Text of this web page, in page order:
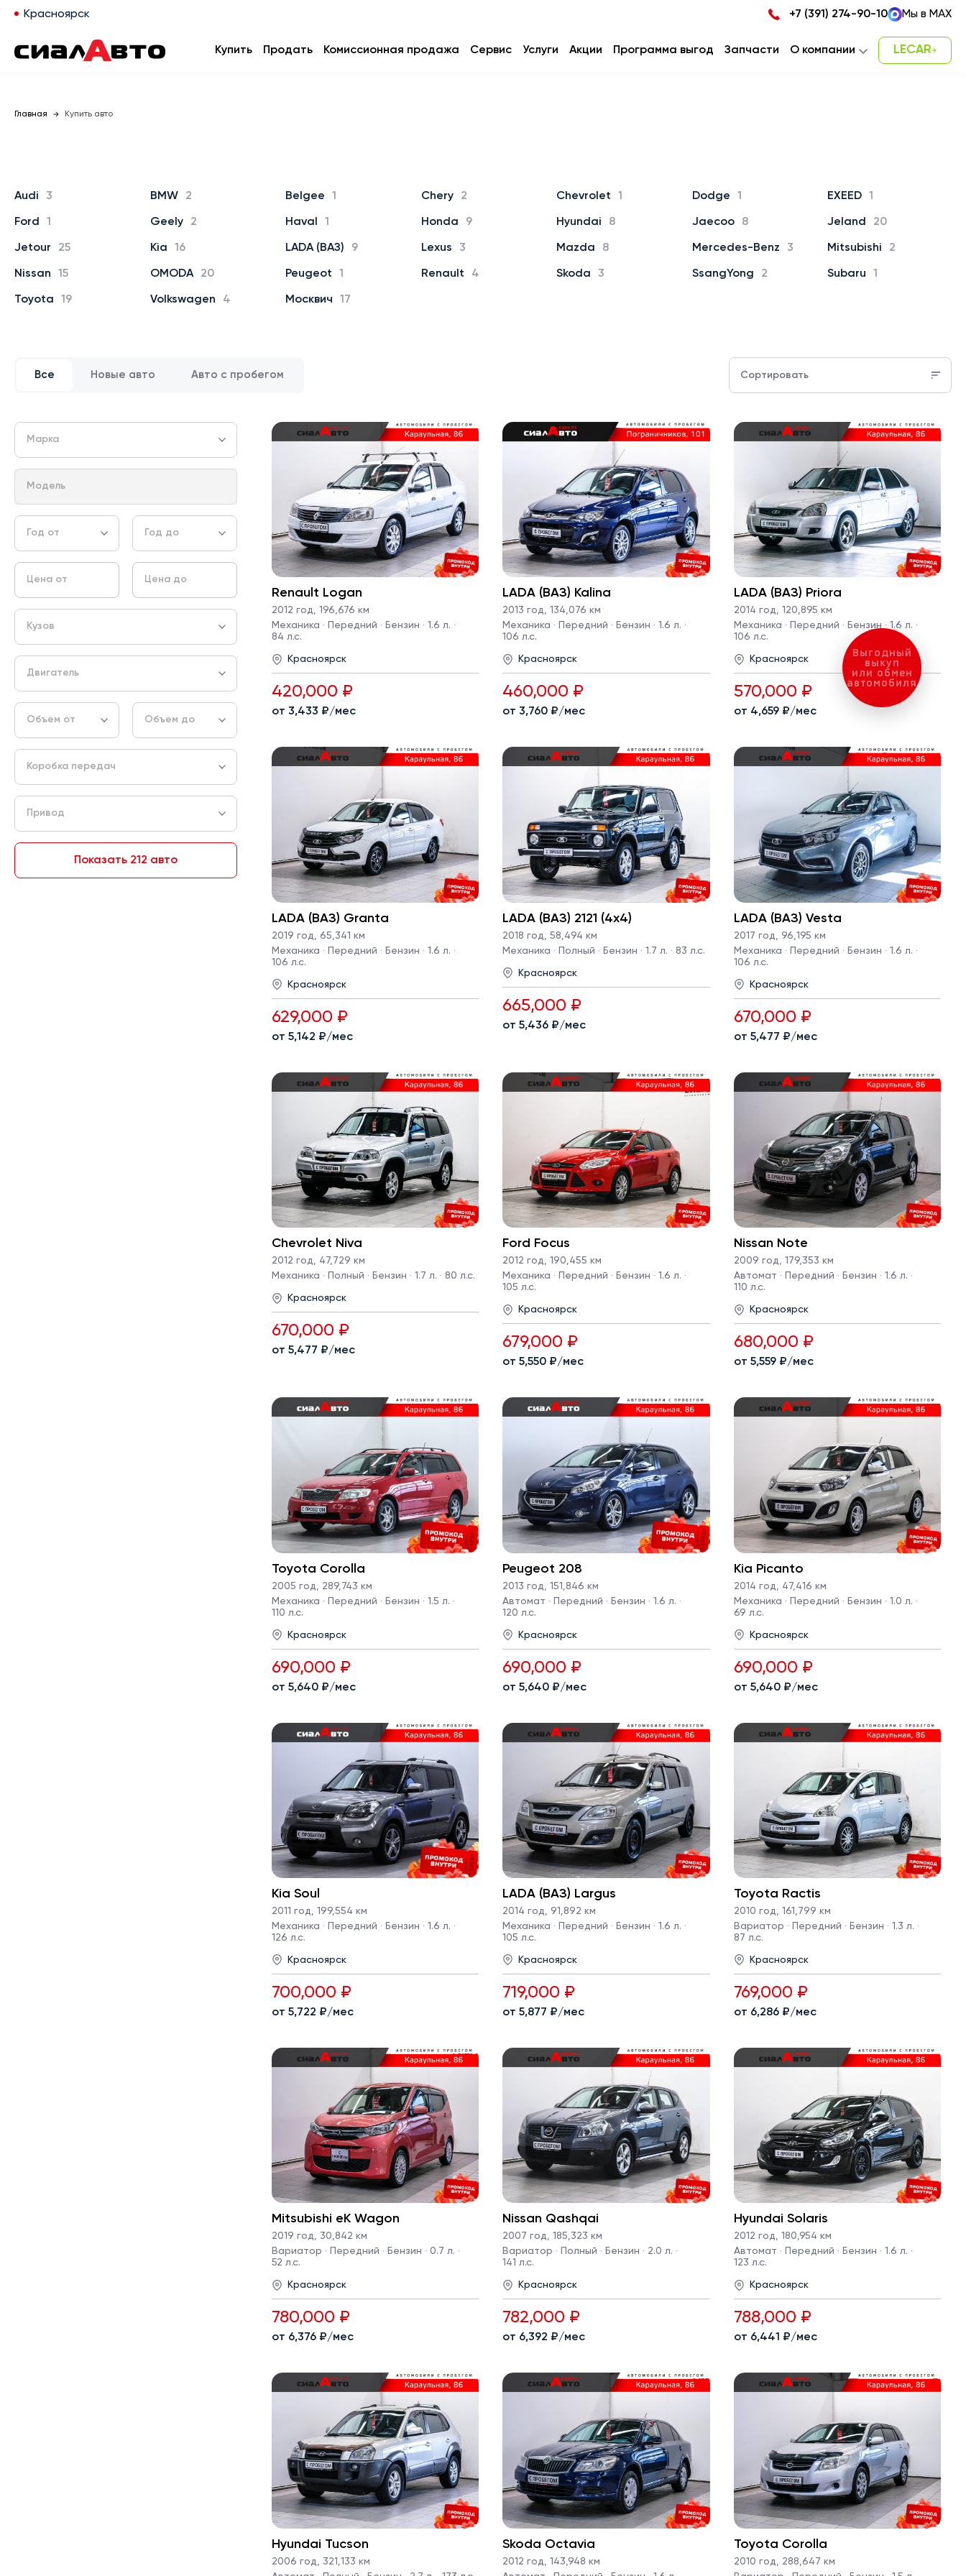
Красноярск +7 (391) 274-90-10 Мы в MAX
Купить Продать Комиссионная продажа Сервис Услуги Акции Программа выгод Запчасти О компании LECAR
Главная Купить авто
Audi 3 BMW 2 Belgee 1 Chery 2 Chevrolet 1 Dodge 1 EXEED 1
Ford 1 Geely 2 Haval 1 Honda 9 Hyundai 8 Jaecoo 8 Jeland 20
Jetour 25 Kia 16 LADA (ВАЗ) 9 Lexus 3 Mazda 8 Mercedes-Benz 3 Mitsubishi 2
Nissan 15 OMODA 20 Peugeot 1 Renault 4 Skoda 3 SsangYong 2 Subaru 1
Toyota 19 Volkswagen 4 Москвич 17
Все Новые авто Авто с пробегом Сортировать
Марка
Модель
Год от Год до
Цена от Цена до
Кузов
Двигатель
Объем от Объем до
Коробка передач
Привод
Показать 212 авто
Renault Logan
2012 год, 196,676 км
Механика · Передний · Бензин · 1.6 л. ·
84 л.с.
Красноярск
420,000 ₽
от 3,433 ₽/мес
LADA (ВАЗ) Kalina
2013 год, 134,076 км
Механика · Передний · Бензин · 1.6 л. ·
106 л.с.
Красноярск
460,000 ₽
от 3,760 ₽/мес
LADA (ВАЗ) Priora
2014 год, 120,895 км
Механика · Передний · Бензин · 1.6 л. ·
106 л.с.
Красноярск
570,000 ₽
от 4,659 ₽/мес
LADA (ВАЗ) Granta
2019 год
65,341 км
Механика · Передний · Бензин · 1.6 л. ·
106 л.с.
Красноярск
629,000 ₽
от 5,142 ₽/мес
LADA (ВАЗ) 2121 (4x4)
2018 год
58,494 км
Механика · Полный · Бензин · 1.7 л. · 83 л.с.
Красноярск
665,000 ₽
от 5,436 ₽/мес
LADA (ВАЗ) Vesta
2017 год
96,195 км
Механика · Передний · Бензин · 1.6 л. ·
106 л.с.
Красноярск
670,000 ₽
от 5,477 ₽/мес
Chevrolet Niva
2012 год, 47,729 км
Механика · Полный · Бензин · 1.7 л. · 80 л.с.
Красноярск
670,000 ₽
от 5,477 ₽/мес
Ford Focus
2012 год, 190,455 км
Механика · Передний · Бензин · 1.6 л. ·
105 л.с.
Красноярск
679,000 ₽
от 5,550 ₽/мес
Nissan Note
2009 год, 179,353 км
Автомат · Передний · Бензин · 1.6 л. ·
110 л.с.
Красноярск
680,000 ₽
от 5,559 ₽/мес
Toyota Corolla
2005 год
289,743 км
Механика · Передний · Бензин · 1.5 л. ·
110 л.с.
Красноярск
690,000 ₽
от 5,640 ₽/мес
Peugeot 208
2013 год
151,846 км
Автомат · Передний · Бензин · 1.6 л. ·
120 л.с.
Красноярск
690,000 ₽
от 5,640 ₽/мес
Kia Picanto
2014 год
47,416 км
Механика · Передний · Бензин · 1.0 л. ·
69 л.с.
Красноярск
690,000 ₽
от 5,640 ₽/мес
Kia Soul
2011 год, 199,554 км
Механика · Передний · Бензин · 1.6 л. ·
126 л.с.
Красноярск
700,000 ₽
от 5,722 ₽/мес
LADA (ВАЗ) Largus
2014 год, 91,892 км
Механика · Передний · Бензин · 1.6 л. ·
105 л.с.
Красноярск
719,000 ₽
от 5,877 ₽/мес
Toyota Ractis
2010 год, 161,799 км
Вариатор · Передний · Бензин · 1.3 л. ·
87 л.с.
Красноярск
769,000 ₽
от 6,286 ₽/мес
Mitsubishi eK Wagon
2019 год, 30,842 км
Вариатор · Передний · Бензин · 0.7 л. ·
52 л.с.
Красноярск
780,000 ₽
от 6,376 ₽/мес
Nissan Qashqai
2007 год, 185,323 км
Вариатор · Полный · Бензин · 2.0 л. ·
141 л.с.
Красноярск
782,000 ₽
от 6,392 ₽/мес
Hyundai Solaris
2012 год, 180,954 км
Автомат · Передний · Бензин · 1.6 л. ·
123 л.с.
Красноярск
788,000 ₽
от 6,441 ₽/мес
Hyundai Tucson
2006 год
321,133 км
Skoda Octavia
2012 год
143,948 км
Toyota Corolla
2010 год
288,647 км
Выгодный
выкуп
или обмен
автомобиля